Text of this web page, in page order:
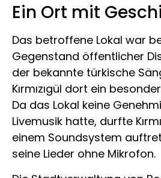
Ein Ort mit
Das betroffene Lokal war
Gegenstand öffentlicher
der bekannte türkische
Kırmızıgül dort ein
Da das Lokal keine
Livemusik hatte, durfte
einem Soundsystem
seine Lieder ohne Mikrofon.